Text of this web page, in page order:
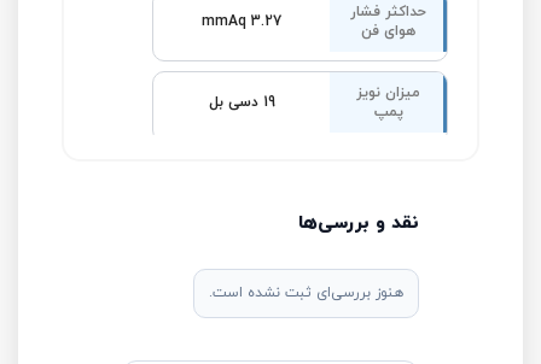
حداکثر فشار
هوای فن
3.27 mmAq
میزان نویز
پمپ
19 دسی بل
نقد و بررسی‌ها
هنوز بررسی‌ای ثبت نشده است.